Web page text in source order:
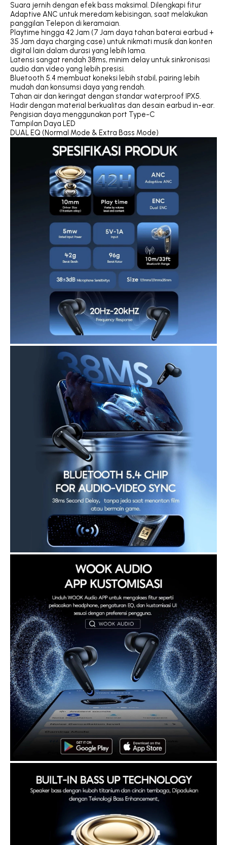
Suara jernih dengan efek bass maksimal. Dilengkapi fitur
Adaptive ANC untuk meredam kebisingan, saat melakukan
panggilan Telepon di keramaian.
Playtime hingga 42 Jam (7 Jam daya tahan baterai earbud +
35 Jam daya charging case) untuk nikmati musik dan konten
digital lain dalam durasi yang lebih lama.
Latensi sangat rendah 38ms, minim delay untuk sinkronisasi
audio dan video yang lebih presisi.
Bluetooth 5.4 membuat koneksi lebih stabil, pairing lebih
mudah dan konsumsi daya yang rendah.
Tahan air dan keringat dengan standar waterproof IPX5.
Hadir dengan material berkualitas dan desain earbud in-ear.
Pengisian daya menggunakan port Type-C
Tampilan Daya LED
DUAL EQ (Normal Mode & Extra Bass Mode)